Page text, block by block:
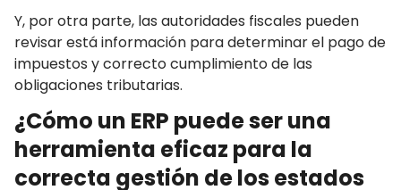
Y, por otra parte, las autoridades fiscales pueden
revisar está información para determinar el pago de
impuestos y correcto cumplimiento de las
obligaciones tributarias.
¿Cómo un ERP puede ser una
herramienta eficaz para la
correcta gestión de los estados